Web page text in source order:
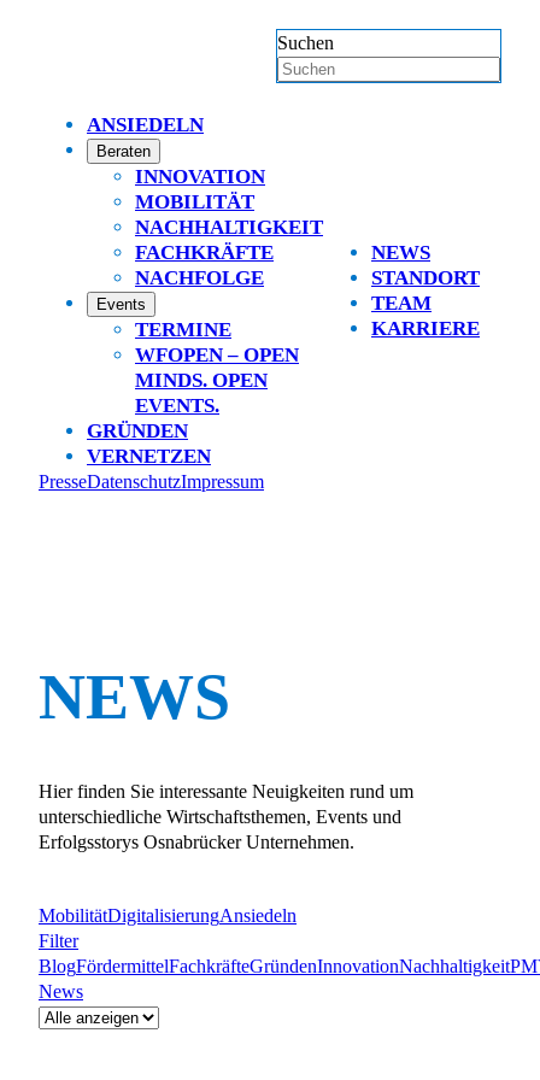
Suchen
ANSIEDELN
Beraten
INNOVATION
MOBILITÄT
NACHHALTIGKEIT
FACHKRÄFTE
NACHFOLGE
Events
TERMINE
WFOPEN – OPEN
MINDS. OPEN
EVENTS.
GRÜNDEN
VERNETZEN
NEWS
STANDORT
TEAM
KARRIERE
PresseDatenschutzImpressum
NEWS
Hier finden Sie interessante Neuigkeiten rund um
unterschiedliche Wirtschaftsthemen, Events und
Erfolgsstorys Osnabrücker Unternehmen.
MobilitätDigitalisierungAnsiedeln
Filter
BlogFördermittelFachkräfteGründenInnovationNachhaltigkeitPM
News